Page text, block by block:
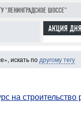
"ЛЕНИНГРАДСКОЕ ШОССЕ"
АКЦИЯ ДНЯ
искать по другому тегу
на